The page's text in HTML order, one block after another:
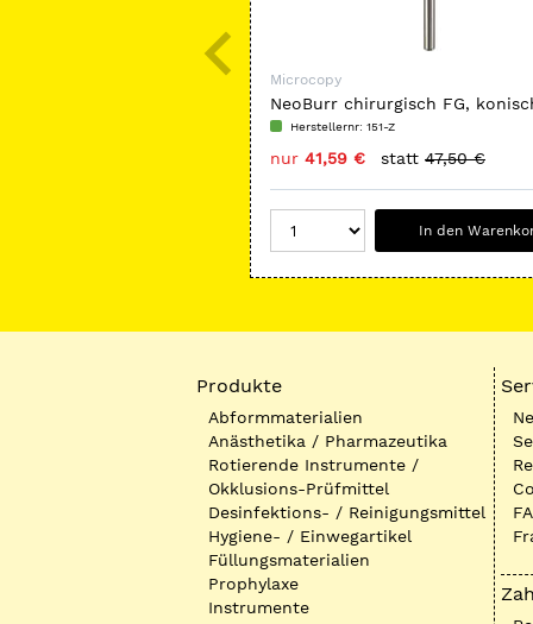
Microcopy
NeoBurr chirurgisch FG,
Herstellernr: 151-Z
nur 41,59 € statt 47,50 €
In den
Produkte
Abformmaterialien
Anästhetika / Pharmazeutika
Rotierende Instrumente /
Okklusions-Prüfmittel
Desinfektions- / Reinigungsmittel
Hygiene- / Einwegartikel
Füllungsmaterialien
Prophylaxe
Instrumente